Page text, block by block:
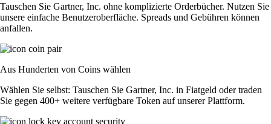
Tauschen Sie Gartner, Inc. ohne komplizierte Orderbücher. Nutzen Sie
unsere einfache Benutzeroberfläche. Spreads und Gebühren können
anfallen.
Aus Hunderten von Coins wählen
Wählen Sie selbst: Tauschen Sie Gartner, Inc. in Fiatgeld oder traden
Sie gegen 400+ weitere verfügbare Token auf unserer Plattform.